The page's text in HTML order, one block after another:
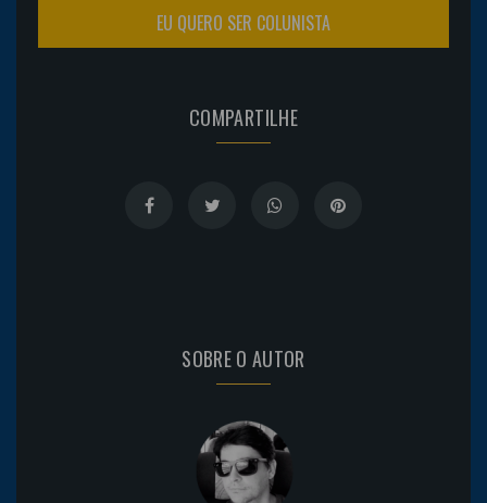
EU QUERO SER COLUNISTA
COMPARTILHE
SOBRE O AUTOR